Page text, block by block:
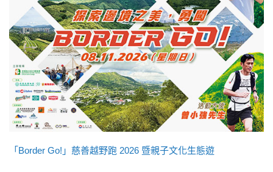
「Border Go!」慈善越野跑 2026 暨親子文化生態遊